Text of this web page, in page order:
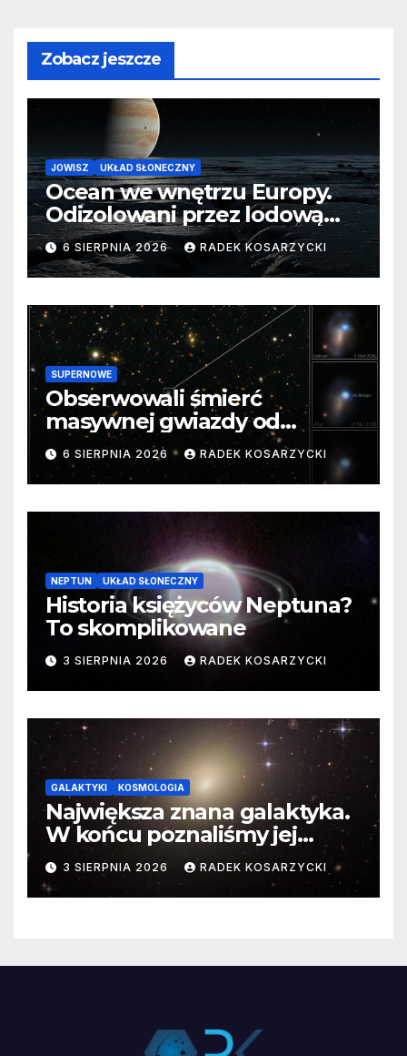
Zobacz jeszcze
JOWISZ UKŁAD SŁONECZNY
Ocean we wnętrzu Europy.
Odizolowani przez lodową
barierę
6 SIERPNIA 2026 RADEK KOSARZYCKI
SUPERNOWE
Obserwowali śmierć
masywnej gwiazdy od
samego początku. Niezwykle
cenne dane
6 SIERPNIA 2026 RADEK KOSARZYCKI
NEPTUN UKŁAD SŁONECZNY
Historia księżyców Neptuna?
To skomplikowane
3 SIERPNIA 2026 RADEK KOSARZYCKI
GALAKTYKI KOSMOLOGIA
Największa znana galaktyka.
W końcu poznaliśmy jej
faktyczne wymiary
3 SIERPNIA 2026 RADEK KOSARZYCKI